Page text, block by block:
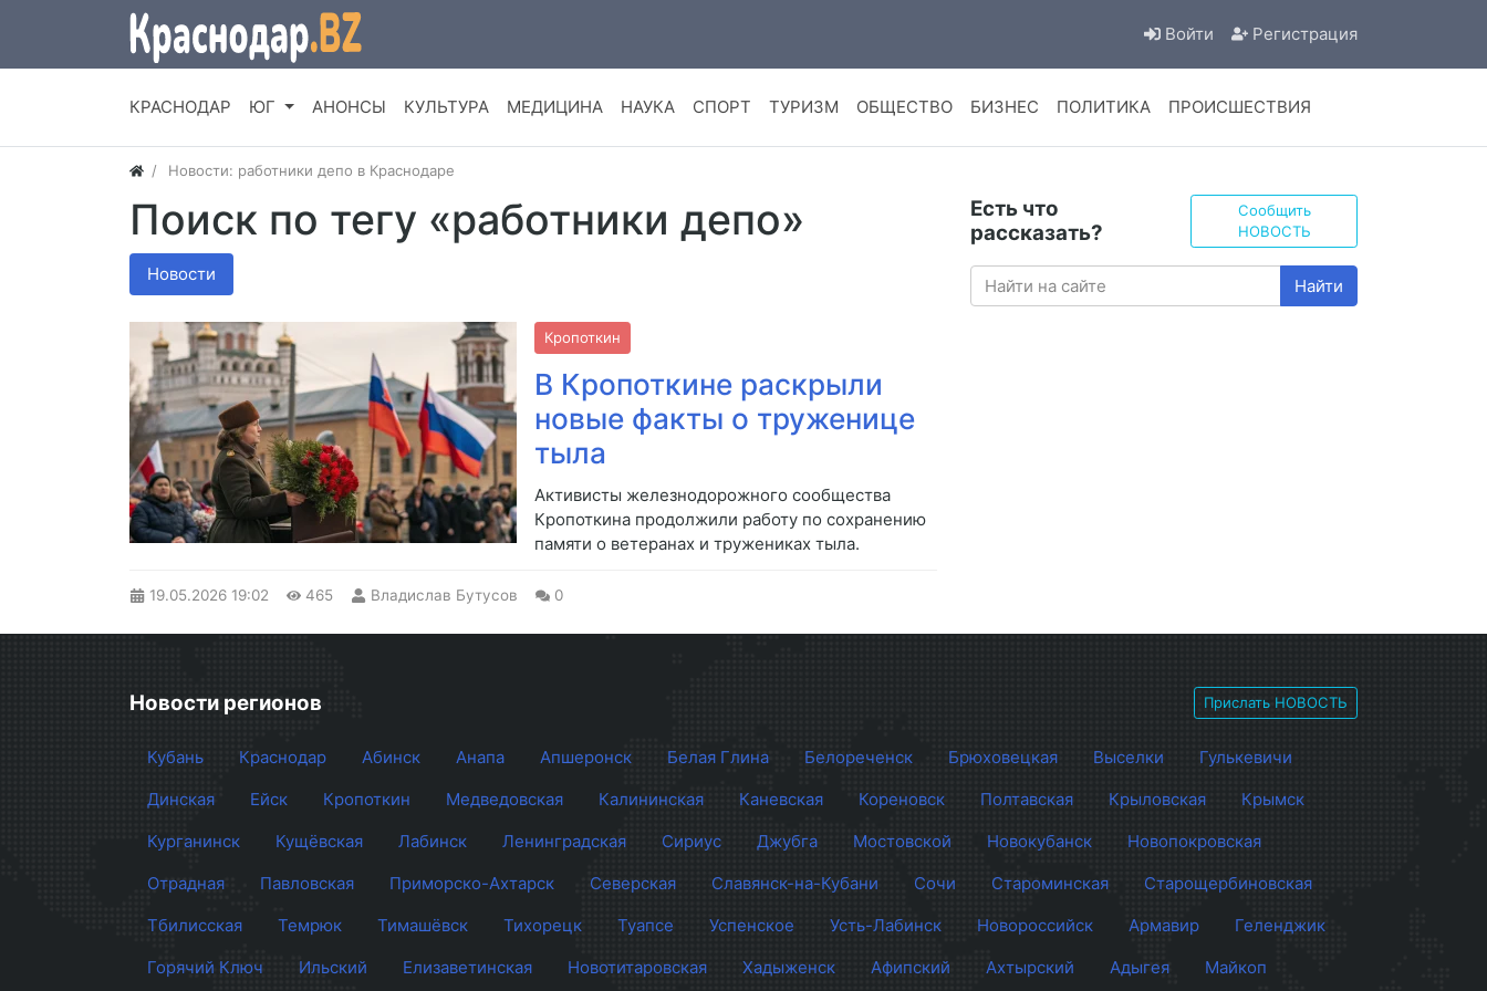
Войти Регистрация
КРАСНОДАР ЮГ АНОНСЫ КУЛЬТУРА МЕДИЦИНА НАУКА СПОРТ ТУРИЗМ ОБЩЕСТВО БИЗНЕС ПОЛИТИКА ПРОИСШЕСТВИЯ
Новости: работники депо в Краснодаре
Поиск по тегу «работники депо»
Новости
Кропоткин
В Кропоткине раскрыли
новые факты о труженице
тыла
Активисты железнодорожного сообщества
Кропоткина продолжили работу по сохранению
памяти о ветеранах и тружениках тыла.
19.05.2026 19:02 465 Владислав Бутусов 0
Есть что
рассказать?
Сообщить
НОВОСТЬ
Найти
Новости регионов Прислать НОВОСТЬ
Кубань Краснодар Абинск Анапа Апшеронск Белая Глина Белореченск Брюховецкая Выселки
Гулькевичи
Динская
Ейск Кропоткин Медведовская Калининская Каневская Кореновск Полтавская Крыловская
Крымск
Курганинск
Кущёвская Лабинск Ленинградская Сириус Джубга Мостовской Новокубанск
Новопокровская
Отрадная
Павловская Приморско-Ахтарск Северская Славянск-на-Кубани Сочи Староминская
Старощербиновская
Тбилисская
Темрюк Тимашёвск Тихорецк Туапсе Успенское Усть-Лабинск Новороссийск Армавир
Геленджик
Горячий Ключ
Ильский Елизаветинская Новотитаровская Хадыженск Афипский Ахтырский Адыгея Майкоп